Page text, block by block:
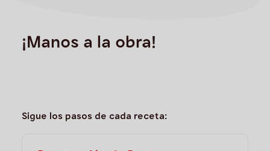
¡Manos a la obra!
Sigue los pasos de cada receta: